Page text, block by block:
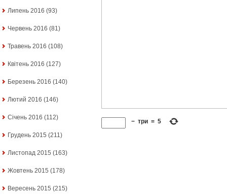
Липень 2016 (93)
Червень 2016 (81)
Травень 2016 (108)
Квітень 2016 (127)
Березень 2016 (140)
Лютий 2016 (146)
Січень 2016 (112)
Грудень 2015 (211)
Листопад 2015 (163)
Жовтень 2015 (178)
Вересень 2015 (215)
− три = 5